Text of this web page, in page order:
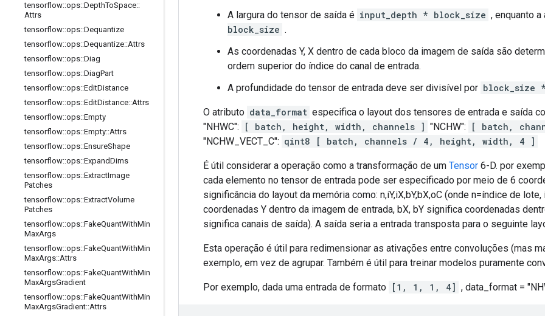
tensorflow::ops::DepthToSpace::
Attrs
tensorflow::ops::Dequantize
tensorflow::ops::Dequantize::Attrs
tensorflow::ops::Diag
tensorflow::ops::DiagPart
tensorflow::ops::EditDistance
tensorflow::ops::EditDistance::Attrs
tensorflow::ops::Empty
tensorflow::ops::Empty::Attrs
tensorflow::ops::EnsureShape
tensorflow::ops::ExpandDims
tensorflow::ops::ExtractImage
Patches
tensorflow::ops::ExtractVolume
Patches
tensorflow::ops::FakeQuantWithMin
MaxArgs
tensorflow::ops::FakeQuantWithMin
MaxArgs::Attrs
tensorflow::ops::FakeQuantWithMin
MaxArgsGradient
tensorflow::ops::FakeQuantWithMin
MaxArgsGradient::Attrs
A largura do tensor de saída é input_depth * block_size , enquanto
block_size .
As coordenadas Y, X dentro de cada bloco da imagem de saída são
ordem superior do índice do canal de entrada.
A profundidade do tensor de entrada deve ser divisível por block_size
O atributo data_format especifica o layout dos tensores de entrada e saída
"NHWC":
[ batch, height, width, channels ] "NCHW":
[ batch,
"NCHW_VECT_C": qint8 [ batch, channels / 4, height, width, 4 ]
É útil considerar a operação como a transformação de um Tensor 6-D. por
cada elemento no tensor de entrada pode ser especificado por meio de 6
significância do layout da memória como: n,iY,iX,bY,bX,oC (onde n=índice de
coordenadas Y dentro da imagem de entrada, bX, bY significa coordenadas
significa canais de saída). A saída seria a entrada transposta para o seguinte
Esta operação é útil para redimensionar as ativações entre convoluções (mas
exemplo, em vez de agrupar. Também é útil para treinar modelos puramente
Por exemplo, dada uma entrada de formato [1, 1, 1, 4] , data_format =